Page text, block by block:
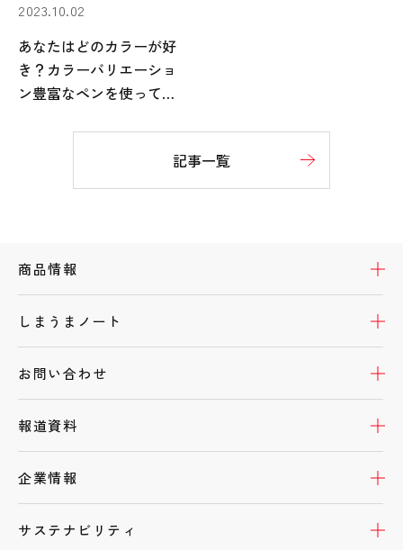
イラスト・アートを描く
ギフトを送る
2023.10.02
あなたはどのカラーが好
き？カラーバリエーショ
ン豊富なペンを使ってみ
記事一覧
商品情報
しまうまノート
お問い合わせ
報道資料
企業情報
サステナビリティ